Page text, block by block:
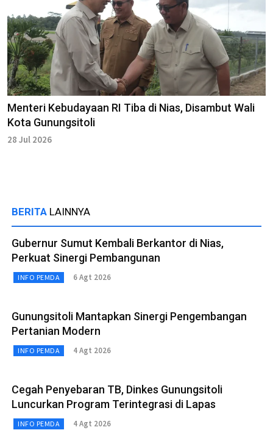
Menteri Kebudayaan RI Tiba di Nias, Disambut Wali
Kota Gunungsitoli
28 Jul 2026
BERITA LAINNYA
Gubernur Sumut Kembali Berkantor di Nias,
Perkuat Sinergi Pembangunan
INFO PEMDA 6 Agt 2026
Gunungsitoli Mantapkan Sinergi Pengembangan
Pertanian Modern
INFO PEMDA 4 Agt 2026
Cegah Penyebaran TB, Dinkes Gunungsitoli
Luncurkan Program Terintegrasi di Lapas
INFO PEMDA 4 Agt 2026